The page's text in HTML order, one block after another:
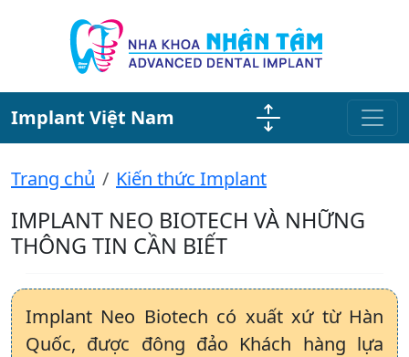
Implant Việt Nam
Trang chủ Kiến thức Implant
IMPLANT NEO BIOTECH VÀ NHỮNG
THÔNG TIN CẦN BIẾT
Implant Neo Biotech có xuất xứ từ Hàn
Quốc, được đông đảo Khách hàng lựa